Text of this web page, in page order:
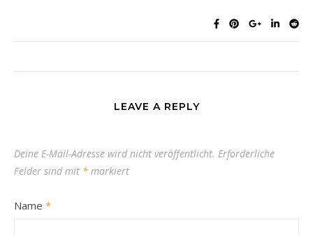
LEAVE A REPLY
Deine E-Mail-Adresse wird nicht veröffentlicht. Erforderliche
Felder sind mit * markiert
Name *